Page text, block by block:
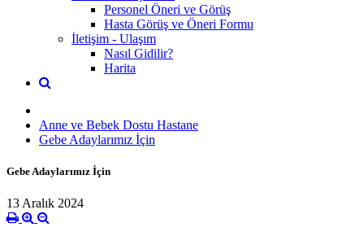
Personel Öneri ve Görüş
Hasta Görüş ve Öneri Formu
İletişim - Ulaşım
Nasıl Gidilir?
Harita
Anne ve Bebek Dostu Hastane
Gebe Adaylarımız İçin
Gebe Adaylarımız İçin
13 Aralık 2024